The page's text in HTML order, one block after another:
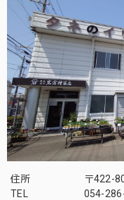
住所
〒422-
TEL
054-